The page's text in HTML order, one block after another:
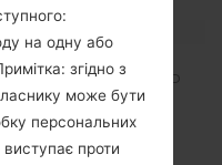
jack
Версія 3.0, A2DP
A-GPS
на одну або
згідно з
може бути
персональних
проти